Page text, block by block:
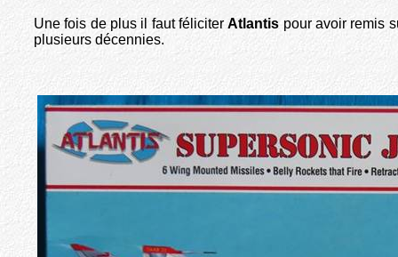
Une fois de plus il faut féliciter Atlantis pour avoir remis
plusieurs décennies.